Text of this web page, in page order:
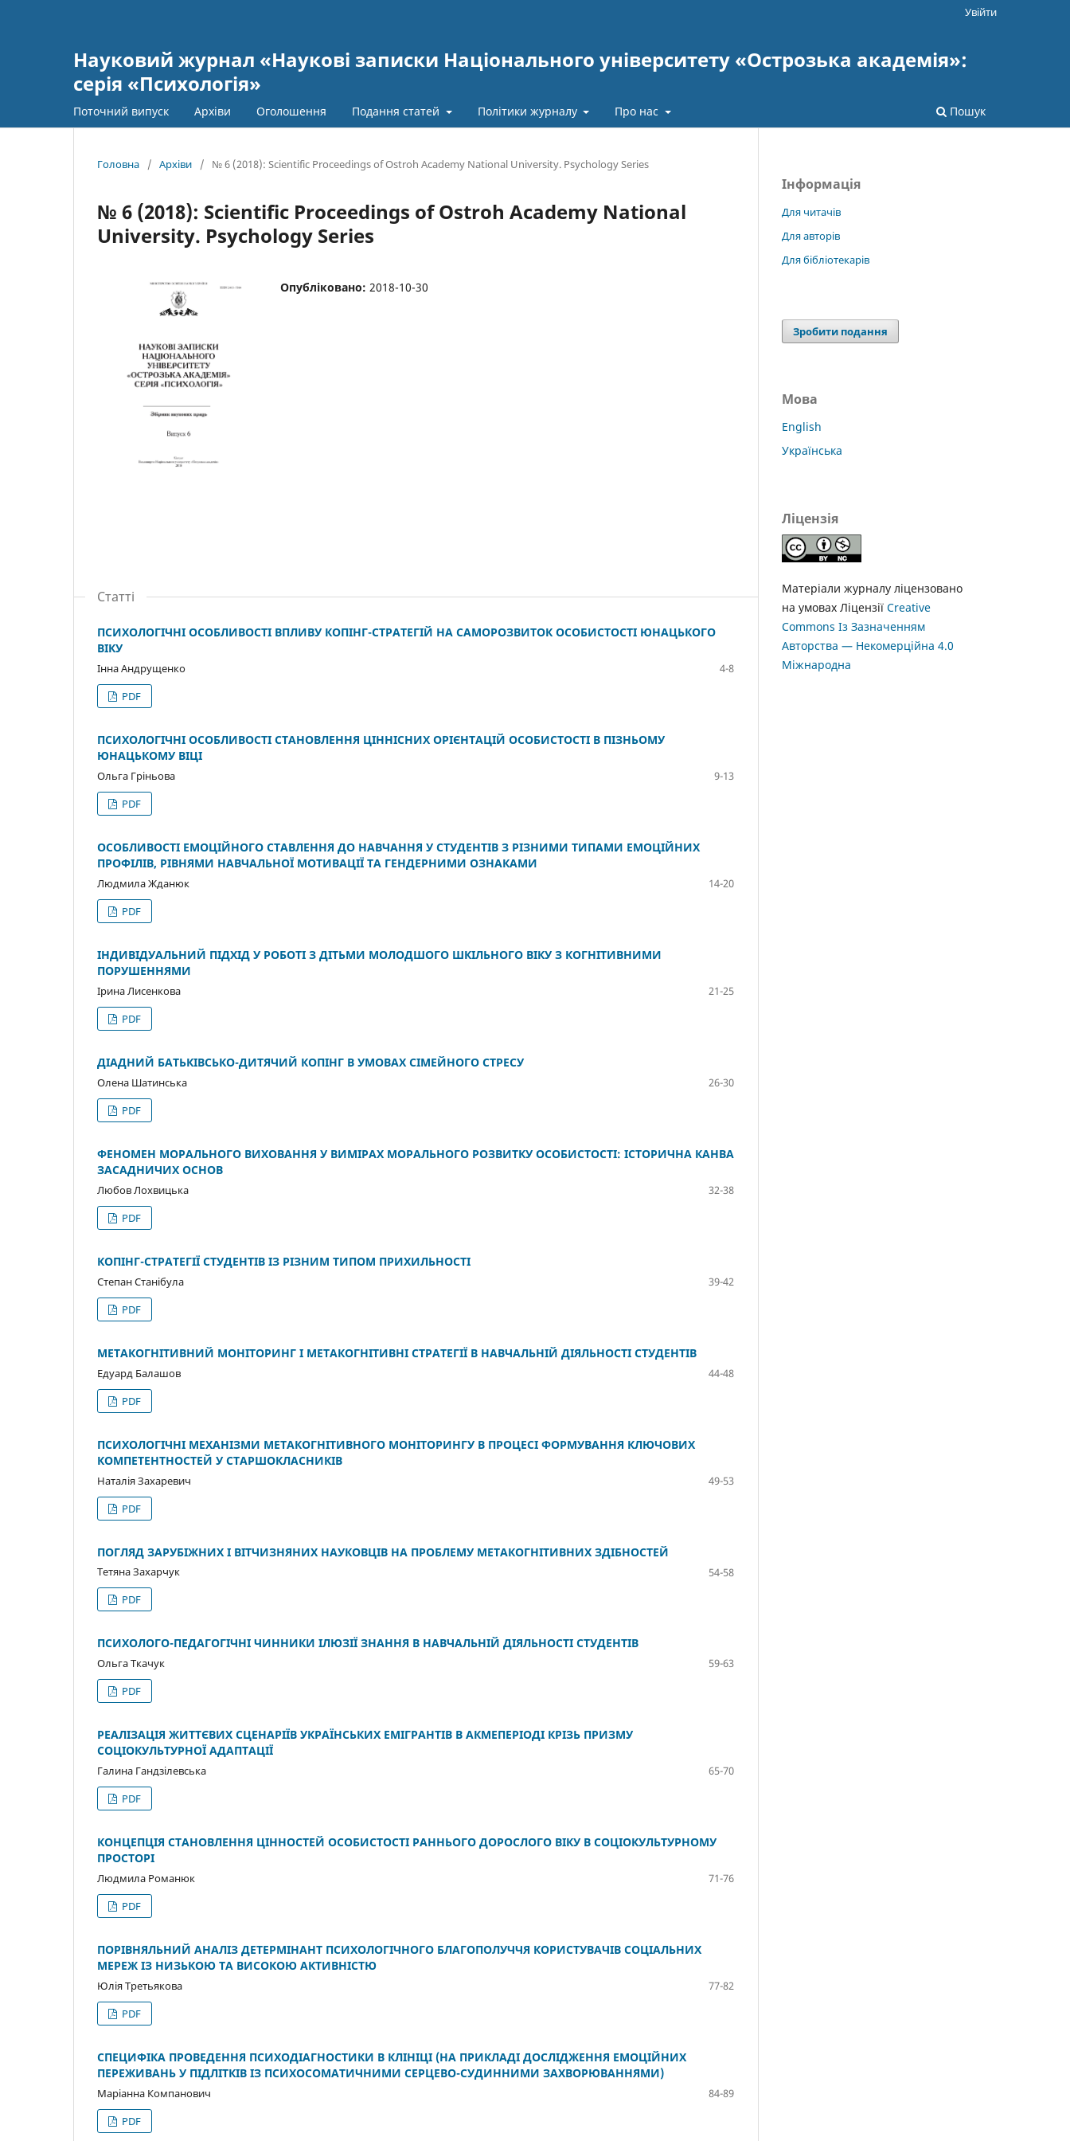
Науковий журнал «Наукові записки Національного університету «Острозька академія»:
серія «Психологія»
Поточний випуск Архіви Оголошення Подання статей Політики журналу Про нас Пошук
Увійти
Головна / Архіви / № 6 (2018): Scientific Proceedings of Ostroh Academy National University. Psychology Series
№ 6 (2018): Scientific Proceedings of Ostroh Academy National
University. Psychology Series
Опубліковано: 2018-10-30
Статті
ПСИХОЛОГІЧНІ ОСОБЛИВОСТІ ВПЛИВУ КОПІНГ-СТРАТЕГІЙ НА САМОРОЗВИТОК ОСОБИСТОСТІ ЮНАЦЬКОГО
ВІКУ
Інна Андрущенко
4-8
PDF
ПСИХОЛОГІЧНІ ОСОБЛИВОСТІ СТАНОВЛЕННЯ ЦІННІСНИХ ОРІЄНТАЦІЙ ОСОБИСТОСТІ В ПІЗНЬОМУ
ЮНАЦЬКОМУ ВІЦІ
Ольга Гріньова
9-13
PDF
ОСОБЛИВОСТІ ЕМОЦІЙНОГО СТАВЛЕННЯ ДО НАВЧАННЯ У СТУДЕНТІВ З РІЗНИМИ ТИПАМИ ЕМОЦІЙНИХ
ПРОФІЛІВ, РІВНЯМИ НАВЧАЛЬНОЇ МОТИВАЦІЇ ТА ГЕНДЕРНИМИ ОЗНАКАМИ
Людмила Жданюк
14-20
PDF
ІНДИВІДУАЛЬНИЙ ПІДХІД У РОБОТІ З ДІТЬМИ МОЛОДШОГО ШКІЛЬНОГО ВІКУ З КОГНІТИВНИМИ
ПОРУШЕННЯМИ
Ірина Лисенкова
21-25
PDF
ДІАДНИЙ БАТЬКІВСЬКО-ДИТЯЧИЙ КОПІНГ В УМОВАХ СІМЕЙНОГО СТРЕСУ
Олена Шатинська
26-30
PDF
ФЕНОМЕН МОРАЛЬНОГО ВИХОВАННЯ У ВИМІРАХ МОРАЛЬНОГО РОЗВИТКУ ОСОБИСТОСТІ: ІСТОРИЧНА КАНВА
ЗАСАДНИЧИХ ОСНОВ
Любов Лохвицька
32-38
PDF
КОПІНГ-СТРАТЕГІЇ СТУДЕНТІВ ІЗ РІЗНИМ ТИПОМ ПРИХИЛЬНОСТІ
Степан Станібула
39-42
PDF
МЕТАКОГНІТИВНИЙ МОНІТОРИНГ І МЕТАКОГНІТИВНІ СТРАТЕГІЇ В НАВЧАЛЬНІЙ ДІЯЛЬНОСТІ СТУДЕНТІВ
Едуард Балашов
44-48
PDF
ПСИХОЛОГІЧНІ МЕХАНІЗМИ МЕТАКОГНІТИВНОГО МОНІТОРИНГУ В ПРОЦЕСІ ФОРМУВАННЯ КЛЮЧОВИХ
КОМПЕТЕНТНОСТЕЙ У СТАРШОКЛАСНИКІВ
Наталія Захаревич
49-53
PDF
ПОГЛЯД ЗАРУБІЖНИХ І ВІТЧИЗНЯНИХ НАУКОВЦІВ НА ПРОБЛЕМУ МЕТАКОГНІТИВНИХ ЗДІБНОСТЕЙ
Тетяна Захарчук
54-58
PDF
ПСИХОЛОГО-ПЕДАГОГІЧНІ ЧИННИКИ ІЛЮЗІЇ ЗНАННЯ В НАВЧАЛЬНІЙ ДІЯЛЬНОСТІ СТУДЕНТІВ
Ольга Ткачук
59-63
PDF
РЕАЛІЗАЦІЯ ЖИТТЄВИХ СЦЕНАРІЇВ УКРАЇНСЬКИХ ЕМІГРАНТІВ В АКМЕПЕРІОДІ КРІЗЬ ПРИЗМУ
СОЦІОКУЛЬТУРНОЇ АДАПТАЦІЇ
Галина Гандзілевська
65-70
PDF
КОНЦЕПЦІЯ СТАНОВЛЕННЯ ЦІННОСТЕЙ ОСОБИСТОСТІ РАННЬОГО ДОРОСЛОГО ВІКУ В СОЦІОКУЛЬТУРНОМУ
ПРОСТОРІ
Людмила Романюк
71-76
PDF
ПОРІВНЯЛЬНИЙ АНАЛІЗ ДЕТЕРМІНАНТ ПСИХОЛОГІЧНОГО БЛАГОПОЛУЧЧЯ КОРИСТУВАЧІВ СОЦІАЛЬНИХ
МЕРЕЖ ІЗ НИЗЬКОЮ ТА ВИСОКОЮ АКТИВНІСТЮ
Юлія Третьякова
77-82
PDF
СПЕЦИФІКА ПРОВЕДЕННЯ ПСИХОДІАГНОСТИКИ В КЛІНІЦІ (НА ПРИКЛАДІ ДОСЛІДЖЕННЯ ЕМОЦІЙНИХ
ПЕРЕЖИВАНЬ У ПІДЛІТКІВ ІЗ ПСИХОСОМАТИЧНИМИ СЕРЦЕВО-СУДИННИМИ ЗАХВОРЮВАННЯМИ)
Маріанна Компанович
84-89
PDF
Інформація
Для читачів
Для авторів
Для бібліотекарів
Зробити подання
Мова
English
Українська
Ліцензія
Матеріали журналу ліцензовано
на умовах Ліцензії Creative
Commons Із Зазначенням
Авторства — Некомерційна 4.0
Міжнародна